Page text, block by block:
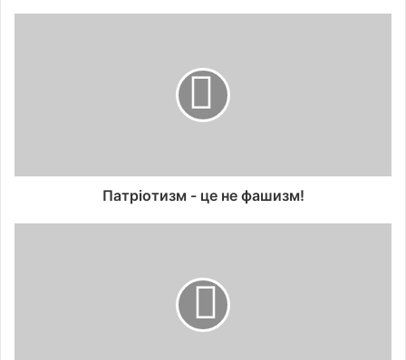
Патріотизм - це не фашизм!